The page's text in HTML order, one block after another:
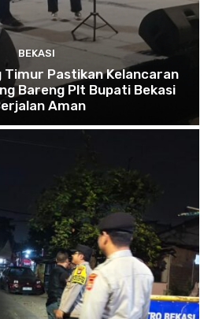
BEKASI
Timur Pastikan Kelancaran
Bareng Plt Bupati Bekasi
Aman